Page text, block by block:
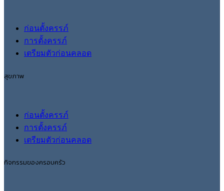
ก่อนตั้งครรภ์
การตั้งครรภ์
เตรียมตัวก่อนคลอด
สุขภาพ
ก่อนตั้งครรภ์
การตั้งครรภ์
เตรียมตัวก่อนคลอด
กิจกรรมของครอบครัว